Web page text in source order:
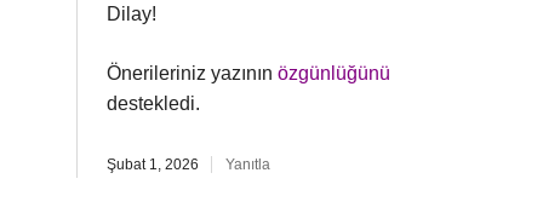
Dilay!
Önerileriniz yazının özgünlüğünü
destekledi.
Şubat 1, 2026 Yanıtla